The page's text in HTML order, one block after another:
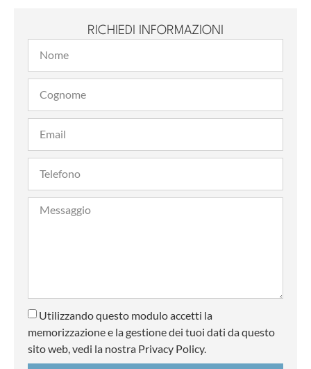
RICHIEDI INFORMAZIONI
Utilizzando questo modulo accetti la
memorizzazione e la gestione dei tuoi dati da questo
sito web, vedi la nostra Privacy Policy.